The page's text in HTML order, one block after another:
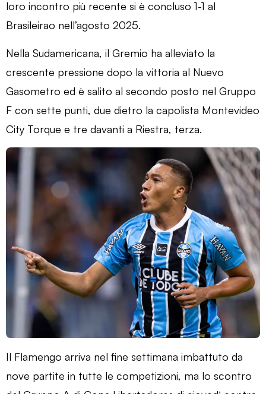
loro incontro più recente si è concluso 1-1 al
Brasileirao nell’agosto 2025.
Nella Sudamericana, il Gremio ha alleviato la
crescente pressione dopo la vittoria al Nuevo
Gasometro ed è salito al secondo posto nel Gruppo
F con sette punti, due dietro la capolista Montevideo
City Torque e tre davanti a Riestra, terza.
Il Flamengo arriva nel fine settimana imbattuto da
nove partite in tutte le competizioni, ma lo scontro